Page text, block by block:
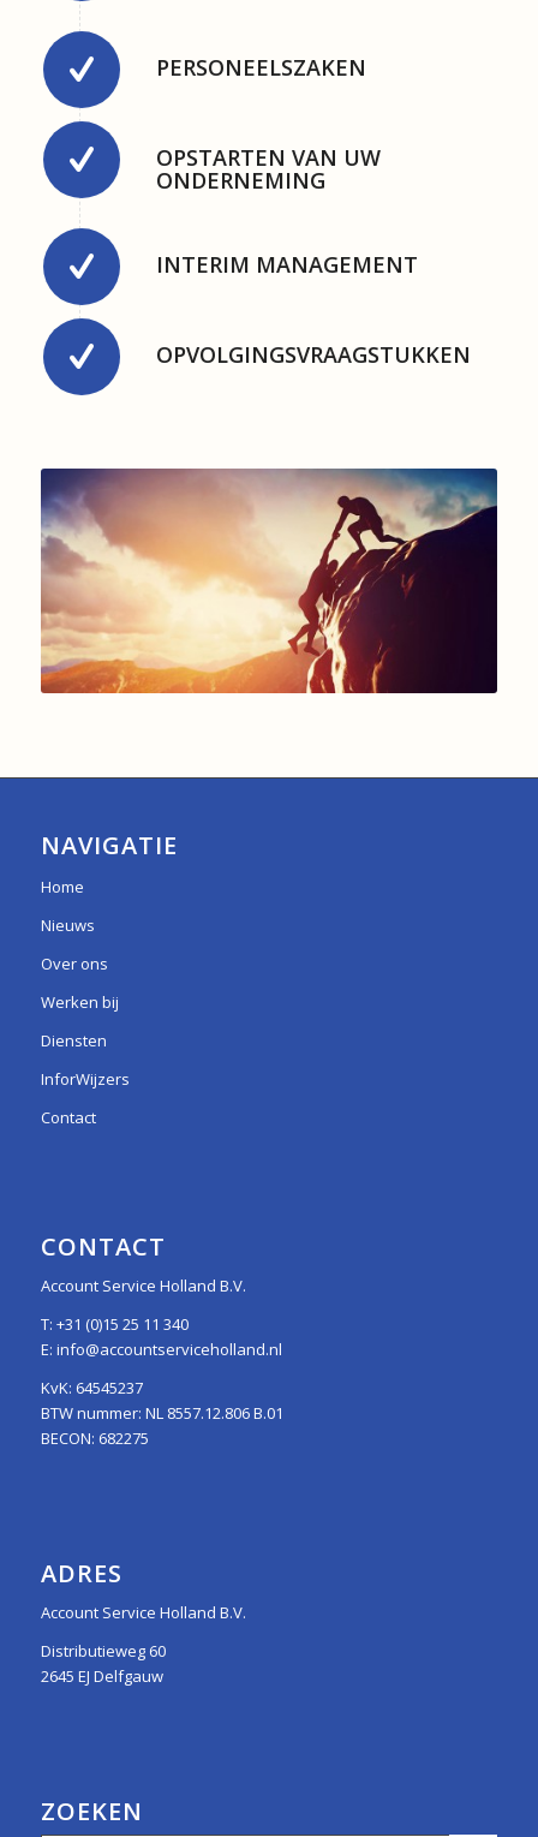
PERSONEELSZAKEN
OPSTARTEN VAN UW
ONDERNEMING
INTERIM MANAGEMENT
OPVOLGINGSVRAAGSTUKKEN
NAVIGATIE
Home
Nieuws
Over ons
Werken bij
Diensten
InforWijzers
Contact
CONTACT
Account Service Holland B.V.
T: +31 (0)15 25 11 340
E: info@accountserviceholland.nl
KvK: 64545237
BTW nummer: NL 8557.12.806 B.01
BECON: 682275
ADRES
Account Service Holland B.V.
Distributieweg 60
2645 EJ Delfgauw
ZOEKEN